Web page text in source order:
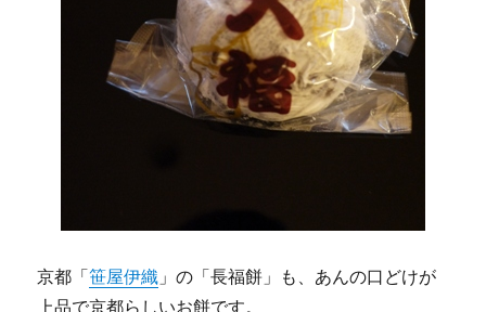
京都「笹屋伊織 」の「長福餅」も、あんの口どけが
上品で京都らしいお餅です。